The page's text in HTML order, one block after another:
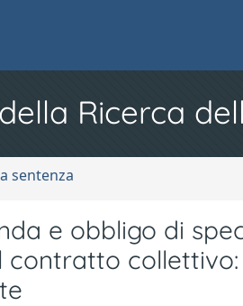
Ricerca
sentenza
e obbligo di